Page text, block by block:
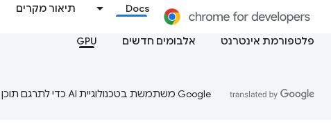
Docs תיאור מקרים
פלטפורמת אינטרנט
אלבומים חדשים GPU
‫Google משתמשת בטכנולוגיית AI כדי לתרגם תוכן לשפה המועדפת עליך. בתרגומים כאלו עשויות להיות שגיאות.